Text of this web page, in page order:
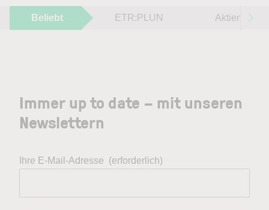
Beliebt ETR:PLUN Aktien im
Immer up to date – mit unseren
Newslettern
Ihre E-Mail-Adresse (erforderlich)